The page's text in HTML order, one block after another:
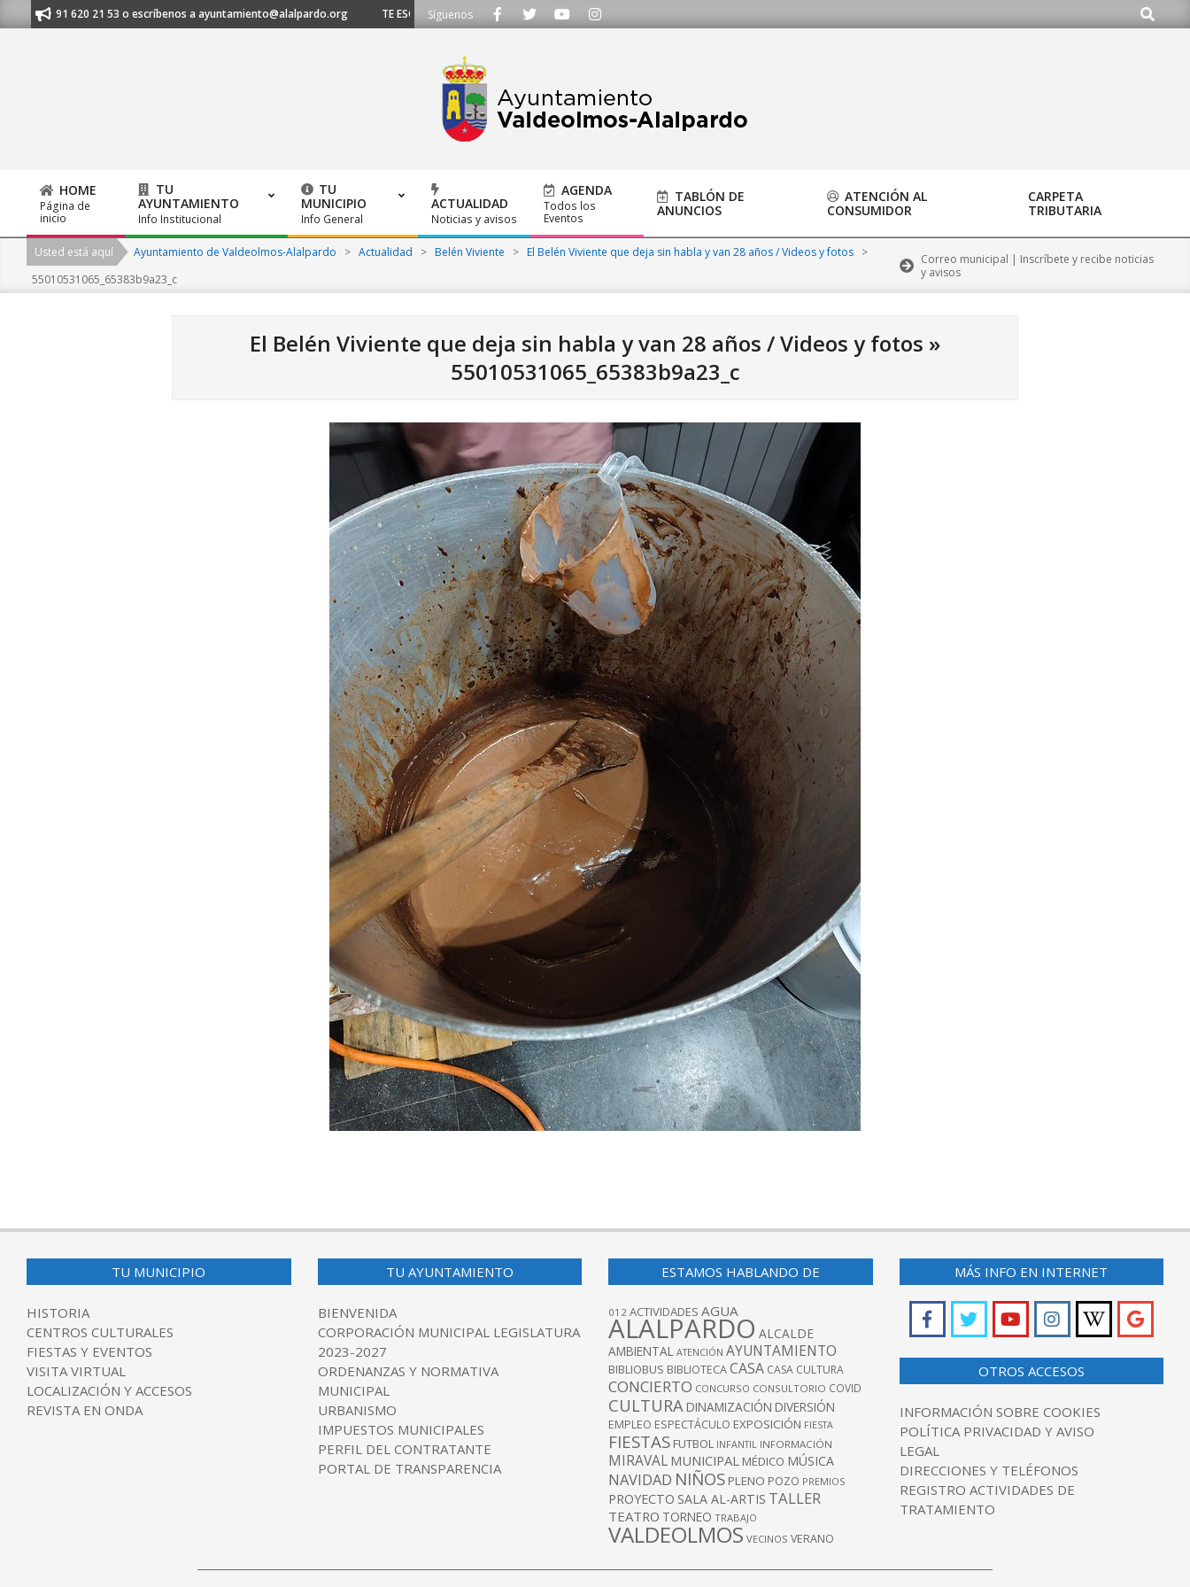
to
al 91 620 21 53 o escríbenos a ayuntamiento@alalpardo.org TE ESCUCHAMOS - Llámanos al 91 620 21 53 o escríbenos a ayuntamiento@alalpardo.org
Síguenos Buscar
Primary
Navigation
Menu
HOME
Página de
inicio
TU
AYUNTAMIENTO
Info Institucional
TU
MUNICIPIO
Info General
ACTUALIDAD
Noticias y avisos
AGENDA
Todos los
Eventos
TABLÓN DE
ANUNCIOS
ATENCIÓN AL
CONSUMIDOR
CARPETA
TRIBUTARIA
Usted está aquí Ayuntamiento de Valdeolmos-Alalpardo > Actualidad > Belén Viviente > El Belén Viviente que deja sin habla y van 28 años / Videos y fotos
>
55010531065_65383b9a23_c
Correo municipal | Inscríbete y recibe noticias
y avisos
El Belén Viviente que deja sin habla y van 28 años / Videos y fotos »
55010531065_65383b9a23_c
12-
TU MUNICIPIO
HISTORIA
CENTROS CULTURALES
FIESTAS Y EVENTOS
VISITA VIRTUAL
LOCALIZACIÓN Y ACCESOS
REVISTA EN ONDA
TU AYUNTAMIENTO
BIENVENIDA
CORPORACIÓN MUNICIPAL LEGISLATURA
2023-2027
ORDENANZAS Y NORMATIVA
MUNICIPAL
URBANISMO
IMPUESTOS MUNICIPALES
PERFIL DEL CONTRATANTE
PORTAL DE TRANSPARENCIA
ESTAMOS HABLANDO DE
012 ACTIVIDADES AGUA
ALALPARDO ALCALDE
AMBIENTAL ATENCIÓN AYUNTAMIENTO
BIBLIOBUS BIBLIOTECACASA CASA CULTURA
CONCIERTO CONCURSO CONSULTORIO COVID
CULTURA DINAMIZACIÓN DIVERSIÓN
EMPLEO ESPECTÁCULO EXPOSICIÓN FIESTA
FIESTAS FUTBOL INFANTIL INFORMACIÓN
MIRAVAL MUNICIPAL MÉDICO MÚSICA
NAVIDAD NIÑOS PLENO POZO PREMIOS
PROYECTO SALA AL-ARTIS TALLER
TEATRO TORNEO TRABAJO
VALDEOLMOS VECINOS VERANO
MÁS INFO EN INTERNET
OTROS ACCESOS
INFORMACIÓN SOBRE COOKIES
POLÍTICA PRIVACIDAD Y AVISO
LEGAL
DIRECCIONES Y TELÉFONOS
REGISTRO ACTIVIDADES DE
TRATAMIENTO